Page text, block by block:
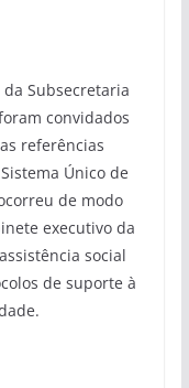
Subsecretaria
convidados
referências
Único de
de modo
executivo da
social
de suporte à